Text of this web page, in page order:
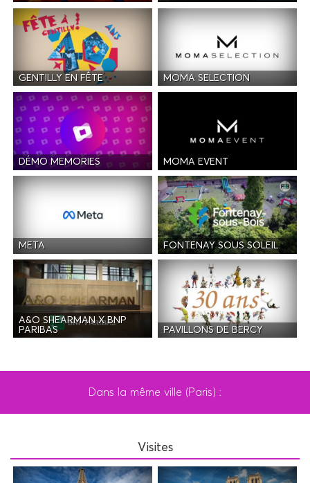
GENTILLY EN FÊTE MOMA SELECTION
DÉMO MEMORIES MOMA EVENT
META FONTENAY SOUS SOLEIL
A&O SHEARMAN X BNP
PARIBAS
PAVILLONS DE BERCY
Dans la même ville (Paris) :
Visites